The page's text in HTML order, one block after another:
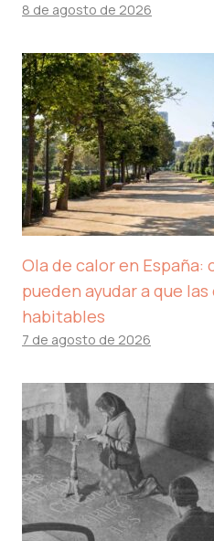
8 de agosto de 2026
Ola de calor en
pueden ayudar a que
habitables
7 de agosto de 2026